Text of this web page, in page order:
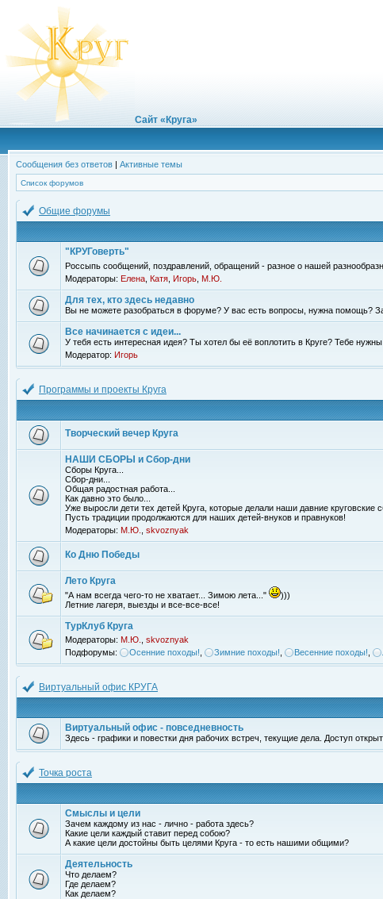
Сайт «Круга»
Сообщения без ответов | Активные темы
Список форумов
Общие форумы
"КРУГоверть"
Россыпь сообщений, поздравлений, обращений - разное о нашей
Модераторы: Елена Катя Игорь М.Ю.
Для тех, кто здесь недавно
Вы не можете разобраться в форуме? У вас есть вопросы, нужна помощь?
Все начинается с идеи...
У тебя есть интересная идея? Ты хотел бы её воплотить в Круге? Тебе
Модератор: Игорь
Программы и проекты Круга
Творческий вечер Круга
НАШИ СБОРЫ и Сбор-дни
Сборы Круга...
Сбор-дни...
Общая радостная работа...
Как давно это было...
Уже выросли дети тех детей Круга, которые делали наши давние круговские
Пусть традиции продолжаются для наших детей-внуков и правнуков!
Модераторы: М.Ю. skvoznyak
Ко Дню Победы
Лето Круга
"А нам всегда чего-то не хватает... Зимою лета..."
)))
Летние лагеря, выезды и все-все-все!
ТурКлуб Круга
Модераторы: М.Ю.
skvoznyak
Подфорумы:
Осенние походы! Зимние походы! Весенние походы!
Виртуальный офис КРУГА
Виртуальный офис - повседневность
Здесь - графики и повестки дня рабочих встреч, текущие дела. Доступ
Точка роста
Смыслы и цели
Зачем каждому из нас - лично - работа здесь?
Какие цели каждый ставит перед собою?
А какие цели достойны быть целями Круга - то есть нашими общими?
Деятельность
Что делаем?
Где делаем?
Как делаем?